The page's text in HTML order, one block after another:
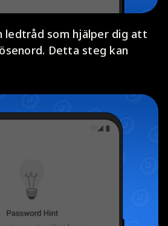
ledtråd som hjälper dig att
Detta steg kan